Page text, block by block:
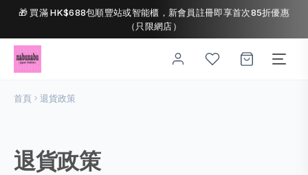
🎁 買滿 HK$688包順豐站或智能櫃，新會員註冊即享首次85折優惠
（只限網店）
首頁 退貨政策
退貨政策